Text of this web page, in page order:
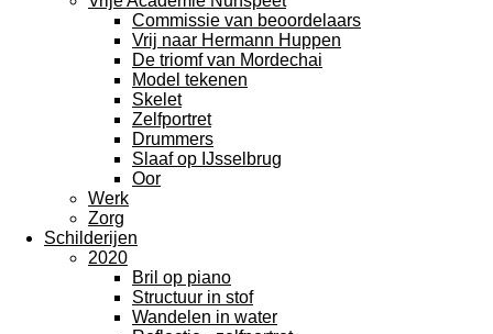
Commissie van beoordelaars
Vrij naar Hermann Huppen
De triomf van Mordechai
Model tekenen
Skelet
Zelfportret
Drummers
Slaaf op IJsselbrug
Oor
Werk
Zorg
Schilderijen
2020
Bril op piano
Structuur in stof
Wandelen in water